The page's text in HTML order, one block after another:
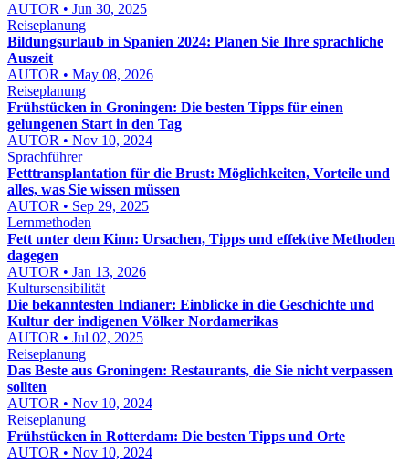
AUTOR • Jun 30, 2025
Reiseplanung
Bildungsurlaub in Spanien 2024: Planen Sie Ihre sprachliche
Auszeit
AUTOR • May 08, 2026
Reiseplanung
Frühstücken in Groningen: Die besten Tipps für einen
gelungenen Start in den Tag
AUTOR • Nov 10, 2024
Sprachführer
Fetttransplantation für die Brust: Möglichkeiten, Vorteile und
alles, was Sie wissen müssen
AUTOR • Sep 29, 2025
Lernmethoden
Fett unter dem Kinn: Ursachen, Tipps und effektive Methoden
dagegen
AUTOR • Jan 13, 2026
Kultursensibilität
Die bekanntesten Indianer: Einblicke in die Geschichte und
Kultur der indigenen Völker Nordamerikas
AUTOR • Jul 02, 2025
Reiseplanung
Das Beste aus Groningen: Restaurants, die Sie nicht verpassen
sollten
AUTOR • Nov 10, 2024
Reiseplanung
Frühstücken in Rotterdam: Die besten Tipps und Orte
AUTOR • Nov 10, 2024